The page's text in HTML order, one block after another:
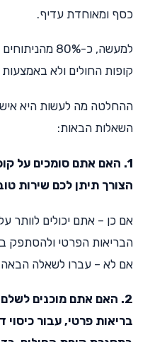
כסף ומאוחדת עדיף.
למעשה, כ-80%
קופות החולים ולא
השאלות הבאות:
1. האם אתם סומכים על
הצורך תיתן לכם שירות
אם כן – אתם יכולים לוותר
הבריאות הפרטי ולהסתפק
אם לא – עברו לשאלה
2. האם אתם מוכנים
בריאות פרטי, עבור